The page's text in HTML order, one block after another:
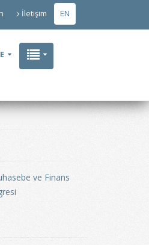
İletişim EN
ve Finans